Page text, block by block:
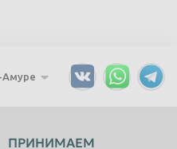
Амуре
ПРИНИМАЕМ